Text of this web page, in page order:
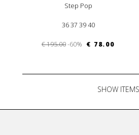
Step Pop
36 37 39 40
€ 195.00-60% € 78.00
SHOW ITEMS